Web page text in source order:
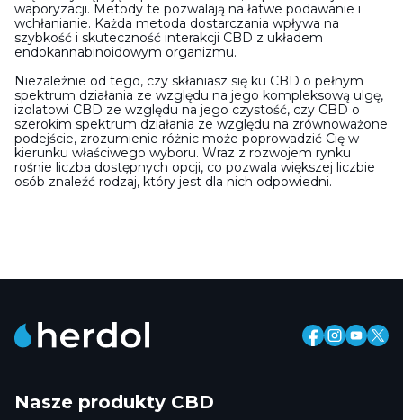
waporyzacji. Metody te pozwalają na łatwe podawanie i
wchłanianie. Każda metoda dostarczania wpływa na
szybkość i skuteczność interakcji CBD z układem
endokannabinoidowym organizmu.
Niezależnie od tego, czy skłaniasz się ku CBD o pełnym
spektrum działania ze względu na jego kompleksową ulgę,
izolatowi CBD ze względu na jego czystość, czy CBD o
szerokim spektrum działania ze względu na zrównoważone
podejście, zrozumienie różnic może poprowadzić Cię w
kierunku właściwego wyboru. Wraz z rozwojem rynku
rośnie liczba dostępnych opcji, co pozwala większej liczbie
osób znaleźć rodzaj, który jest dla nich odpowiedni.
Nasze produkty CBD